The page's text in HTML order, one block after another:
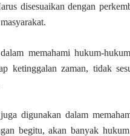
disesuaikan dengan
memahami hukum-hukum
ketinggalan zaman, tidak
digunakan dalam
begitu, akan banyak